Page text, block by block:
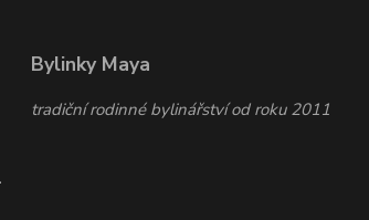
Bylinky Maya
tradiční rodinné bylinářství od roku 2011